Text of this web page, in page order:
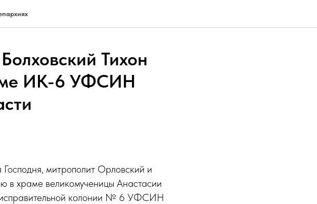
Тихон
ИК-6 УФСИН
митрополит Орловский и
в храме великомученицы Анастасии
исправительной колонии № 6 УФСИН